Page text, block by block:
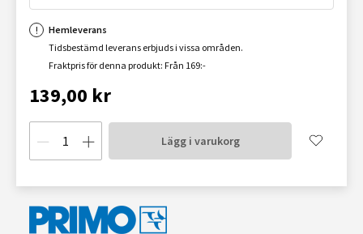
Hemleverans
Tidsbestämd leverans erbjuds i vissa områden.
Fraktpris för denna produkt: Från 169:-
139,00 kr
Lägg i varukorg